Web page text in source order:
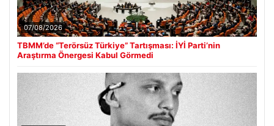
07/08/2026
TBMM’de “Terörsüz Türkiye” Tartışması: İYİ Parti’nin
Araştırma Önergesi Kabul Görmedi